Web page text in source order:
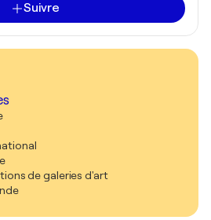
Suivre
de galeries d'art